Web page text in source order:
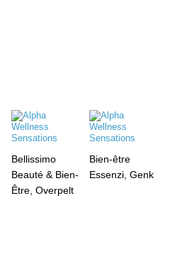
Bellissimo
Beauté & Bien-
Être, Overpelt
Bien-être
Essenzi, Genk